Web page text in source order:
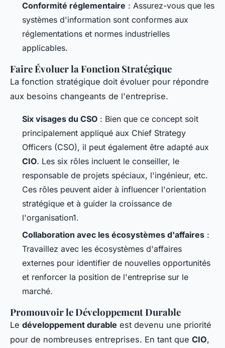
Conformité réglementaire : Assurez-vous que les
systèmes d'information sont conformes aux
réglementations et normes industrielles
applicables.
Faire Évoluer la Fonction Stratégique
La fonction stratégique doit évoluer pour répondre
aux besoins changeants de l'entreprise.
Six visages du CSO : Bien que ce concept soit
principalement appliqué aux Chief Strategy
Officers (CSO), il peut également être adapté aux
CIO. Les six rôles incluent le conseiller, le
responsable de projets spéciaux, l'ingénieur, etc.
Ces rôles peuvent aider à influencer l'orientation
stratégique et à guider la croissance de
l'organisation1.
Collaboration avec les écosystèmes d'affaires :
Travaillez avec les écosystèmes d'affaires
externes pour identifier de nouvelles opportunités
et renforcer la position de l'entreprise sur le
marché.
Promouvoir le Développement Durable
Le développement durable est devenu une priorité
pour de nombreuses entreprises. En tant que CIO,